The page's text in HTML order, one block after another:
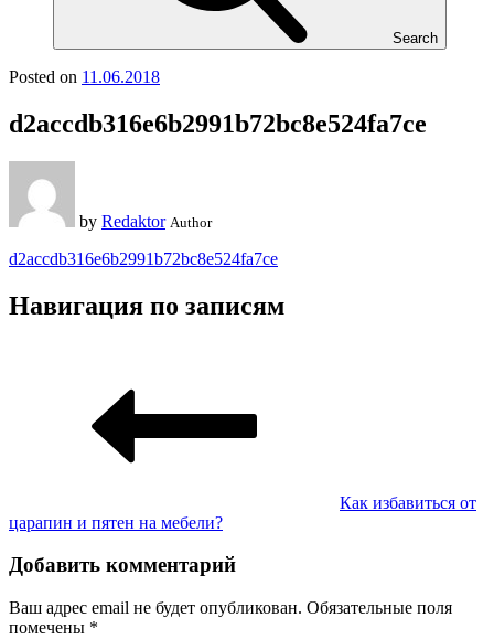
Search
Posted on 11.06.2018
d2accdb316e6b2991b72bc8e524fa7ce
by Redaktor Author
d2accdb316e6b2991b72bc8e524fa7ce
Навигация по записям
Как избавиться от
царапин и пятен на мебели?
Добавить комментарий
Ваш адрес email не будет опубликован. Обязательные поля
помечены *